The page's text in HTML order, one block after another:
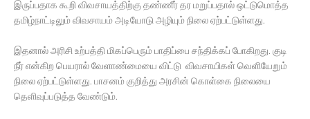
இருப்பதாக கூறி விவசாயத்திற்கு தண்ணீர் தர மறுப்பதால் ஒட்டுமொத்த
தமிழ்நாட்டிலும் விவசாயம் அடியோடு அழியும் நிலை ஏற்பட்டுள்ளது.
இதனால் அரிசி உற்பத்தி மிகப்பெரும் பாதிப்பை சந்திக்கப் போகிறது. குடி
நீர் என்கிற பெயரால் வேளாண்மையை விட்டு விவசாயிகள் வெளியேறும்
நிலை ஏற்பட்டுள்ளது. பாசனம் குறித்து அரசின் கொள்கை நிலையை
தெளிவுப்படுத்த வேண்டும்.